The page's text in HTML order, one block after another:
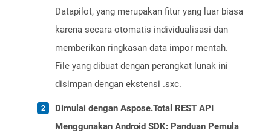
Datapilot, yang merupakan fitur yang luar biasa
karena secara otomatis individualisasi dan
memberikan ringkasan data impor mentah.
File yang dibuat dengan perangkat lunak ini
disimpan dengan ekstensi .sxc.
Dimulai dengan Aspose.Total REST API
Menggunakan Android SDK: Panduan Pemula